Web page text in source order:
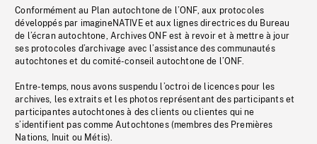
Conformément au Plan autochtone de l’ONF, aux protocoles
développés par imagineNATIVE et aux lignes directrices du Bureau
de l’écran autochtone, Archives ONF est à revoir et à mettre à jour
ses protocoles d’archivage avec l’assistance des communautés
autochtones et du comité-conseil autochtone de l’ONF.
Entre-temps, nous avons suspendu l’octroi de licences pour les
archives, les extraits et les photos représentant des participants et
participantes autochtones à des clients ou clientes qui ne
s’identifient pas comme Autochtones (membres des Premières
Nations, Inuit ou Métis).